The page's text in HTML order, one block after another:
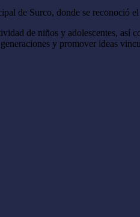
de Surco, donde se reconoció
de niños y adolescentes,
y promover ideas